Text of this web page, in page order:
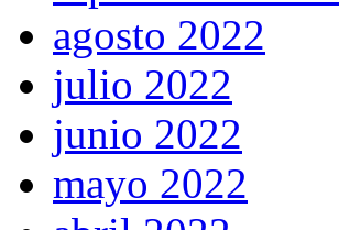
agosto 2022
julio 2022
junio 2022
mayo 2022